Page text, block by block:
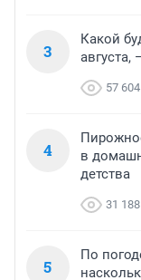
3
Какой
57 604
4
в
детства
31 188
5
По